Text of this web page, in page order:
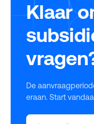
Klaar
De
eraan. Start